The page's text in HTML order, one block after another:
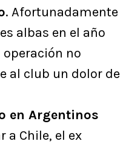
. Afortunadamente
albas en el año
no
al club un dolor de
en Argentinos
a Chile, el ex